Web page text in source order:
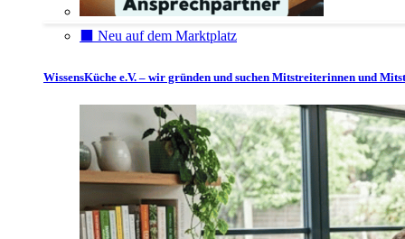
⬛️ Neu auf dem Marktplatz
WissensKüche e.V. – wir gründen und suchen Mitstreiterinnen und